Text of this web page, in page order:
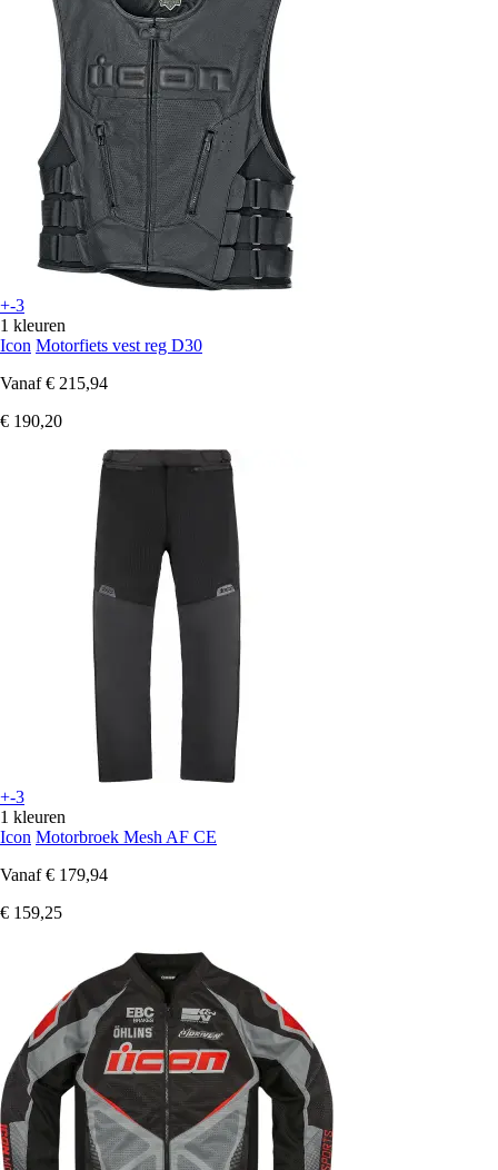
+-3
1 kleuren
Icon Motorfiets vest reg D30
Vanaf € 215,94
€ 190,20
+-3
1 kleuren
Icon Motorbroek Mesh AF CE
Vanaf € 179,94
€ 159,25